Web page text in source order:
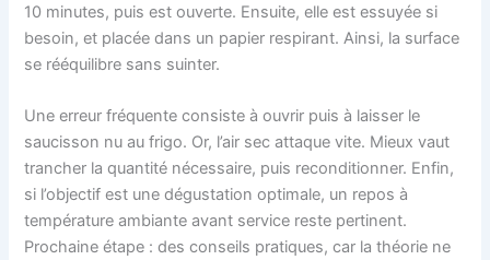
10 minutes, puis est ouverte. Ensuite, elle est essuyée si
besoin, et placée dans un papier respirant. Ainsi, la surface
se rééquilibre sans suinter.
Une erreur fréquente consiste à ouvrir puis à laisser le
saucisson nu au frigo. Or, l’air sec attaque vite. Mieux vaut
trancher la quantité nécessaire, puis reconditionner. Enfin,
si l’objectif est une dégustation optimale, un repos à
température ambiante avant service reste pertinent.
Prochaine étape : des conseils pratiques, car la théorie ne